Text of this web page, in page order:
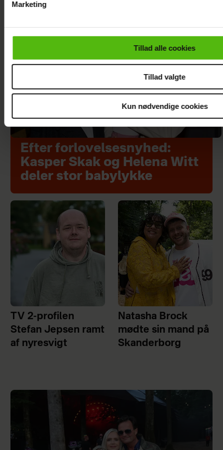
cookiepolitik.
Marketing
Tillad alle cookies
Tillad valgte
Kun nødvendige cookies
Efter forlovelsesnyhed:
Kasper Skak og Helena Witt
deler stor babylykke
TV 2-profilen
Stefan Jepsen ramt
af nyresvigt
Natasha Brock
mødte sin mand på
Skanderborg